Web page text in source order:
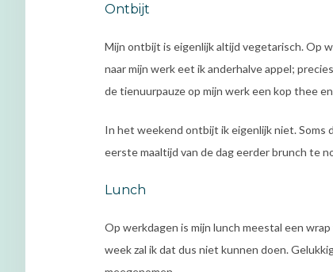
Ontbijt
Mijn ontbijt is eigenlijk altijd vegetarisch. Op
naar mijn werk eet ik anderhalve appel;
de tienuurpauze op mijn werk een kop thee
In het weekend ontbijt ik eigenlijk niet. Soms
eerste maaltijd van de dag eerder brunch te
Lunch
Op werkdagen is mijn lunch meestal een
week zal ik dat dus niet kunnen doen.